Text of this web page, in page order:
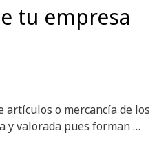
tu empresa
artículos o mercancía de los
y valorada pues forman …